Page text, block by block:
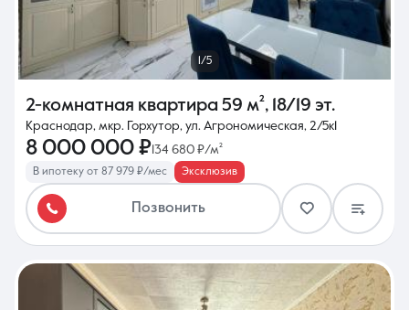
1/5
2-комнатная квартира 59 м², 18/19 эт.
Краснодар, мкр. Горхутор, ул. Агрономическая, 2/5к1
8 000 000 ₽ 134 680 ₽/м²
В ипотеку от 87 979 ₽/мес Эксклюзив
Позвонить